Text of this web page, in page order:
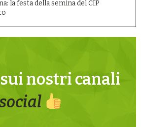
la festa della semina del CIP
nostri canali